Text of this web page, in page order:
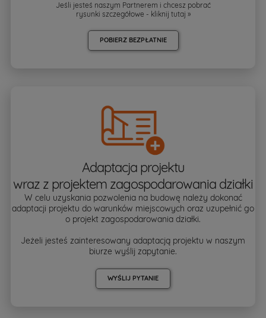
Jeśli jesteś naszym Partnerem i chcesz pobrać
rysunki szczegółowe - kliknij tutaj »
POBIERZ BEZPŁATNIE
Adaptacja projektu
wraz z projektem zagospodarowania działki
W celu uzyskania pozwolenia na budowę należy dokonać
adaptacji projektu do warunków miejscowych oraz uzupełnić go
o projekt zagospodarowania działki.
Jeżeli jesteś zainteresowany adaptacją projektu w naszym
biurze wyślij zapytanie.
WYŚLIJ PYTANIE